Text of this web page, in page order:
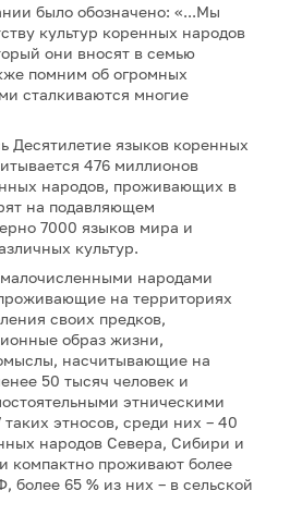
было обозначено: «...Мы
культур коренных народов
они вносят в семью
помним об огромных
сталкиваются многие
Десятилетие языков коренных
476 миллионов
народов, проживающих в
на подавляющем
7000 языков мира и
культур.
народами
на территориях
своих предков,
образ жизни,
насчитывающие на
50 тысяч человек и
этническими
этносов, среди них – 40
народов Севера, Сибири и
компактно проживают более
более 65 % из них – в сельской